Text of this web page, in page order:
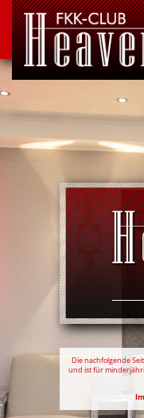
STARTSEITE
LOCATION
NEWS
KONTAKT
IMPRESSUM
DATENSCHUTZ
Die nachfolgende
und ist für